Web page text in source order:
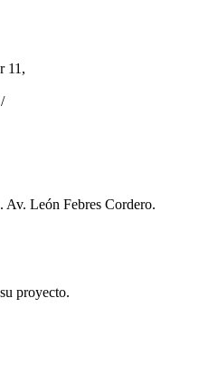
11,
Av. León Febres Cordero.
proyecto.